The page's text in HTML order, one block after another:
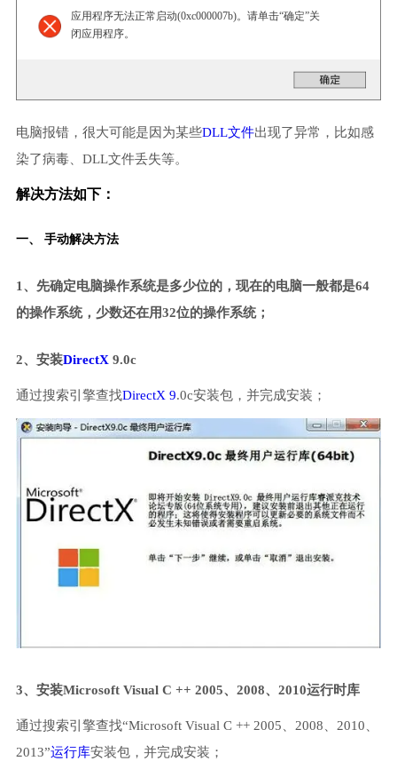
应用程序无法正常启动(0xc000007b)。请单击“确定”关
闭应用程序。
电脑报错，很大可能是因为某些DLL文件出现了异常，比如感
染了病毒、DLL文件丢失等。
解决方法如下：
一、 手动解决方法
1、先确定电脑操作系统是多少位的，现在的电脑一般都是64
的操作系统，少数还在用32位的操作系统；
2、安装DirectX 9.0c
通过搜索引擎查找DirectX 9.0c安装包，并完成安装；
3、安装Microsoft Visual C ++ 2005、2008、2010运行时库
通过搜索引擎查找“Microsoft Visual C ++ 2005、2008、2010、
2013”运行库安装包，并完成安装；